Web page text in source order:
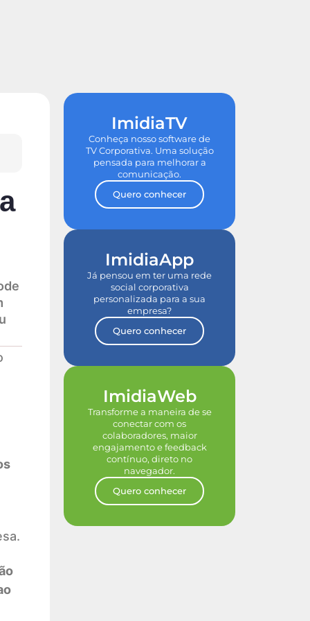
ImidiaTV
Conheça nosso software de
TV Corporativa. Uma solução
pensada para melhorar a
comunicação.
Quero conhecer
ImidiaApp
Já pensou em ter uma rede
social corporativa
personalizada para a sua
empresa?
Quero conhecer
ImidiaWeb
Transforme a maneira de se
conectar com os
colaboradores, maior
engajamento e feedback
contínuo, direto no
navegador.
Quero conhecer